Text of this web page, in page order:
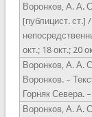
Воронков, А. А.
[публицист. ст.]
окт.; 18 окт.; 20
Воронков, А. А.
Воронков. –
Горняк Севера.
Воронков, А. А.